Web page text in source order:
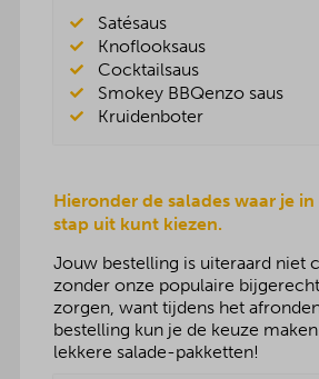
Satésaus
Knoflooksaus
Cocktailsaus
Smokey BBQenzo saus
Kruidenboter
Hieronder de salades waar je
stap uit kunt kiezen.
Jouw bestelling is uiteraard niet
zonder onze populaire
zorgen, want tijdens het
bestelling kun je de keuze
lekkere salade-pakketten!